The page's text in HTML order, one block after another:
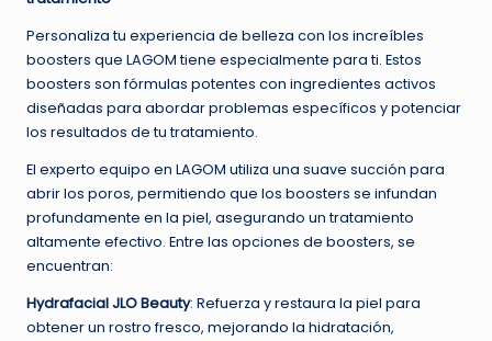
Personaliza tu experiencia de belleza con los increíbles
boosters que LAGOM tiene especialmente para ti. Estos
boosters son fórmulas potentes con ingredientes activos
diseñadas para abordar problemas específicos y potenciar
los resultados de tu tratamiento.
El experto equipo en LAGOM utiliza una suave succión para
abrir los poros, permitiendo que los boosters se infundan
profundamente en la piel, asegurando un tratamiento
altamente efectivo. Entre las opciones de boosters, se
encuentran:
Hydrafacial JLO Beauty: Refuerza y restaura la piel para
obtener un rostro fresco, mejorando la hidratación,